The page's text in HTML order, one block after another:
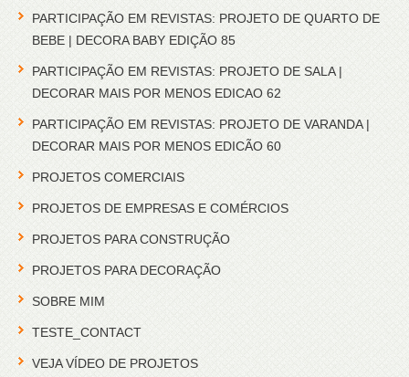
PARTICIPAÇÃO EM REVISTAS: PROJETO DE QUARTO DE
BEBE | DECORA BABY EDIÇÃO 85
PARTICIPAÇÃO EM REVISTAS: PROJETO DE SALA |
DECORAR MAIS POR MENOS EDICAO 62
PARTICIPAÇÃO EM REVISTAS: PROJETO DE VARANDA |
DECORAR MAIS POR MENOS EDICÃO 60
PROJETOS COMERCIAIS
PROJETOS DE EMPRESAS E COMÉRCIOS
PROJETOS PARA CONSTRUÇÃO
PROJETOS PARA DECORAÇÃO
SOBRE MIM
TESTE_CONTACT
VEJA VÍDEO DE PROJETOS